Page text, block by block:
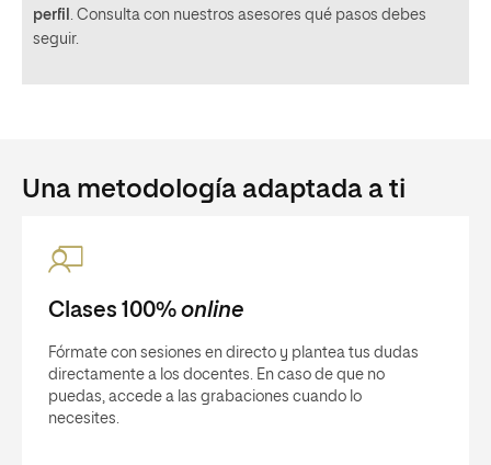
perfil . Consulta con nuestros asesores qué pasos debes
seguir.
Una metodología adaptada a ti
Clases 100% online
Fórmate con sesiones en directo y plantea tus dudas
directamente a los docentes. En caso de que no
puedas, accede a las grabaciones cuando lo
necesites.